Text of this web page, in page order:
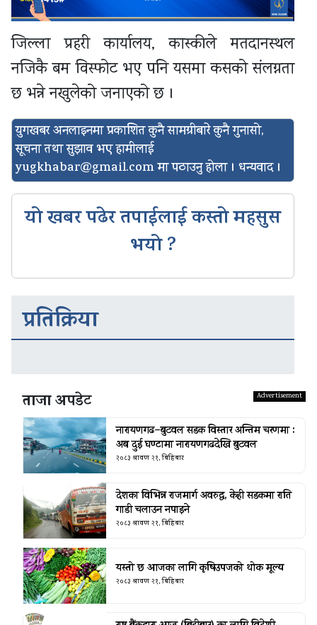
जिल्ला प्रहरी कार्यालय, कास्कीले मतदानस्थल
नजिकै बम विस्फोट भए पनि यसमा कसको संलग्नता
छ भन्ने नखुलेको जनाएको छ ।
युगखबर अनलाइनमा प्रकाशित कुनै सामग्रीबारे कुनै गुनासो,
सूचना तथा सुझाव भए हामीलाई
yugkhabar@gmail.comमा पठाउनु होला । धन्यवाद ।
यो खबर पढेर तपाईलाई कस्तो महसुस
भयो ?
प्रतिक्रिया
ताजा अपडेट
नारायणगढ–बुटवल सडक विस्तार अन्तिम चरणमा :
अब दुई घण्टामा नारायणगढदेखि बुटवल
२०८३ श्रावण २१, बिहिबार
देशका विभिन्न राजमार्ग अवरुद्ध, केही सडकमा राति
गाडी चलाउन नपाइने
२०८३ श्रावण २१, बिहिबार
यस्तो छ आजका लागि कृषिउपजको थोक मूल्य
२०८३ श्रावण २१, बिहिबार